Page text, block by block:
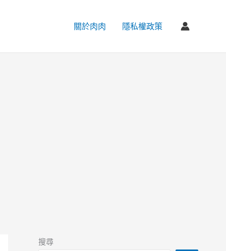
關於肉肉 隱私權政策
搜尋